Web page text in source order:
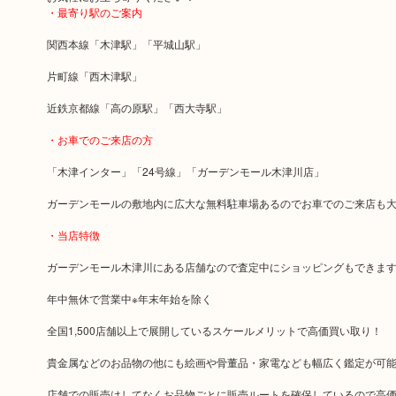
・最寄り駅のご案内
関西本線「木津駅」「平城山駅」
片町線「西木津駅」
近鉄京都線「高の原駅」「西大寺駅」
・お車でのご来店の方
「木津インター」「24号線」「ガーデンモール木津川店」
ガーデンモールの敷地内に広大な無料駐車場あるのでお車でのご来店も
・当店特徴
ガーデンモール木津川にある店舗なので査定中にショッピングもできます
年中無休で営業中※年末年始を除く
全国1,500店舗以上で展開しているスケールメリットで高価買い取り！
貴金属などのお品物の他にも絵画や骨董品・家電なども幅広く鑑定が可能